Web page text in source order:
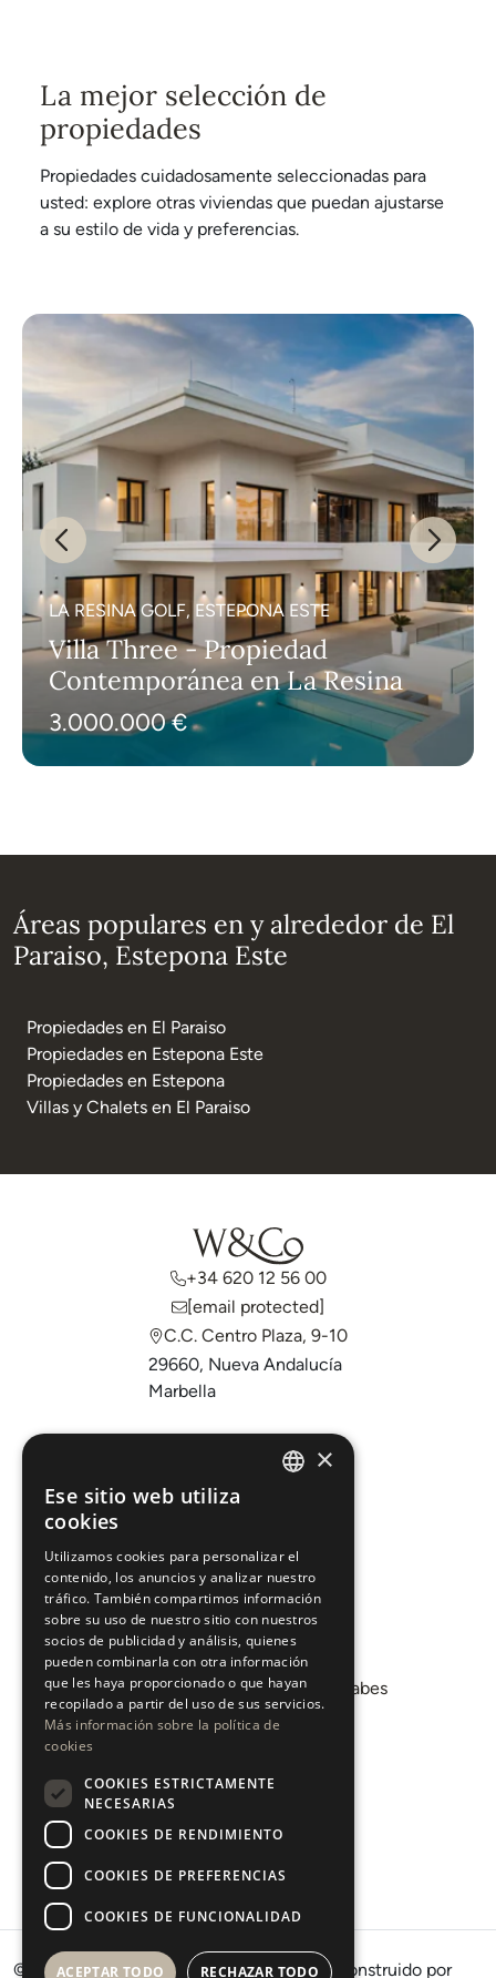
La mejor selección de
propiedades
Propiedades cuidadosamente seleccionadas para
usted: explore otras viviendas que puedan ajustarse
a su estilo de vida y preferencias.
LA RESINA GOLF, ESTEPONA ESTE
Villa Three - Propiedad
Contemporánea en La Resina
3.000.000 €
Áreas populares en y alrededor de El
Paraiso, Estepona Este
Propiedades en El Paraiso
Propiedades en Estepona Este
Propiedades en Estepona
Villas y Chalets en El Paraiso
+34 620 12 56 00
[email protected]
C.C. Centro Plaza, 9-10
29660, Nueva Andalucía
Marbella
Sobre nosotros
Áreas
Promociones
Departamento de Mercados Árabes
Blog
Instagram
© 2026 · West Property Consultants SL · Construido por
×
Ese sitio web utiliza
cookies
Utilizamos cookies para personalizar el
contenido, los anuncios y analizar nuestro
tráfico. También compartimos información
sobre su uso de nuestro sitio con nuestros
socios de publicidad y análisis, quienes
pueden combinarla con otra información
que les haya proporcionado o que hayan
recopilado a partir del uso de sus servicios.
Más información sobre la política de
cookies
COOKIES ESTRICTAMENTE
NECESARIAS
COOKIES DE RENDIMIENTO
COOKIES DE PREFERENCIAS
COOKIES DE FUNCIONALIDAD
ACEPTAR TODO RECHAZAR TODO